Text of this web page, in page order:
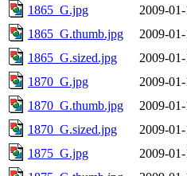
1865_G.jpg
2009-
1865_G.thumb.jpg
2009-
1865_G.sized.jpg
2009-
1870_G.jpg
2009-
1870_G.thumb.jpg
2009-
1870_G.sized.jpg
2009-
1875_G.jpg
2009-